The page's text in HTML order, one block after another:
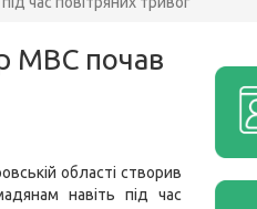
МВС почав
області створив
навіть під час